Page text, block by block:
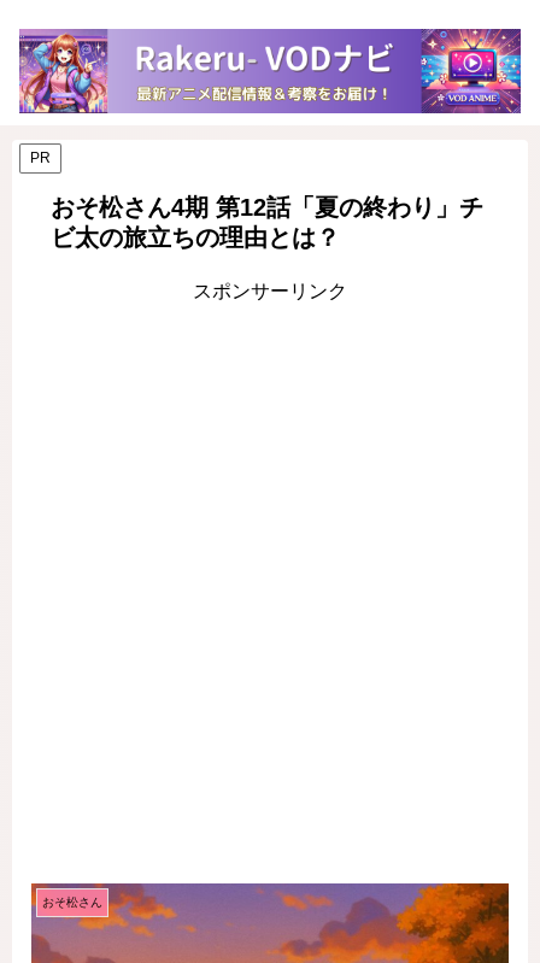
PR
おそ松さん4期 第12話「夏の終わり」チ
ビ太の旅立ちの理由とは？
スポンサーリンク
おそ松さん